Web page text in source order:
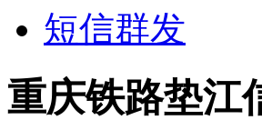
短信群发
重庆铁路垫江